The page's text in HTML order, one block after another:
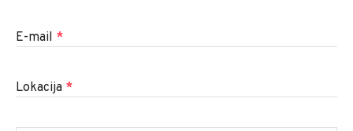
E-mail *
Lokacija *